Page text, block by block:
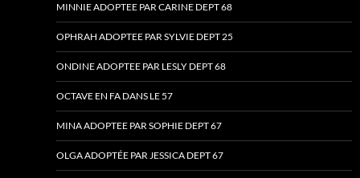
MINNIE ADOPTEE PAR CARINE DEPT 68
OPHRAH ADOPTEE PAR SYLVIE DEPT 25
ONDINE ADOPTEE PAR LESLY DEPT 68
OCTAVE EN FA DANS LE 57
MINA ADOPTEE PAR SOPHIE DEPT 67
OLGA ADOPTÉE PAR JESSICA DEPT 67